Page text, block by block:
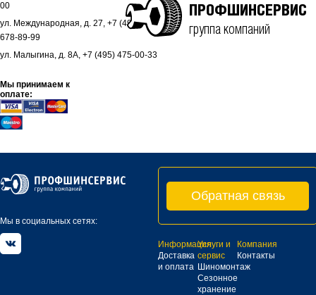
00
ул. Международная, д. 27, +7 (495)
678-89-99
ул. Малыгина, д. 8А, +7 (495) 475-00-33
Мы принимаем к
оплате:
ПРОФШИНСЕРВИС
группа компаний
Мы в социальных сетях:
Обратная связь
Информация
Доставка
и оплата
Услуги и
сервис
Шиномонтаж
Сезонное
хранение
Компания
Контакты